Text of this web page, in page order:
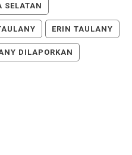
SELATAN
ERIN TAULANY
DILAPORKAN